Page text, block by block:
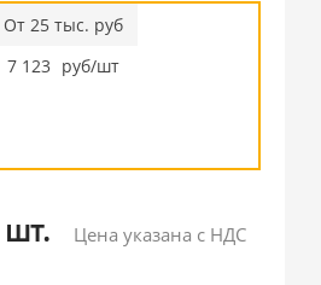
От 25 тыс. руб
7 123 руб/шт
шт. Цена указана с НДС